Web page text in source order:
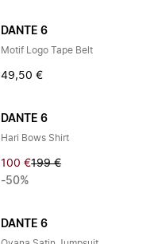
DANTE 6
Motif Logo Tape Belt
49,50 €
DANTE 6
Hari Bows Shirt
100 €199 €
-50%
DANTE 6